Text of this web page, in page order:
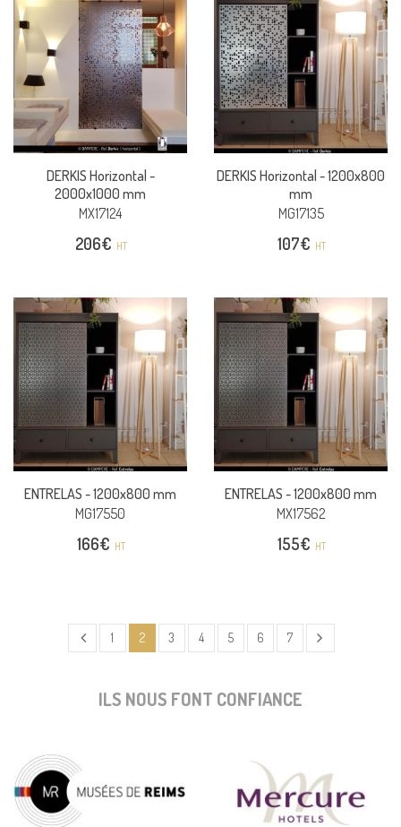
DERKIS Horizontal -
2000x1000 mm
MX17124
206€ HT
DERKIS Horizontal -1200x800
mm
MG17135
107€ HT
ENTRELAS -1200x800 mm
MG17550
166€ HT
ENTRELAS -1200x800 mm
MX17562
155€ HT
1 2 3 4 5 6 7
ILS NOUS FONT CONFIANCE